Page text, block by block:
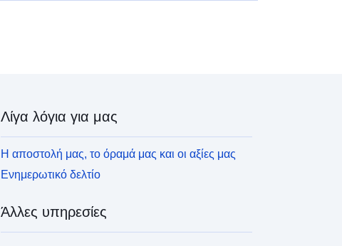
Λίγα λόγια για μας
Η αποστολή μας, το όραμά μας και οι αξίες μας
Ενημερωτικό δελτίο
Άλλες υπηρεσίες